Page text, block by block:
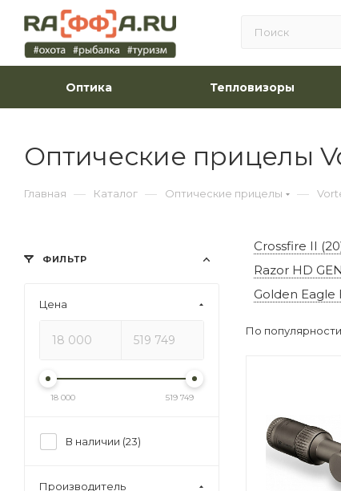
Оптика Тепловизоры
Оптические прицелы
Главная — Каталог — Оптические прицелы —
Crossfire II
Razor HD
Golden Eagle
По
ФИЛЬТР
Цена
18 000 519 749
В наличии (23)
Производитель